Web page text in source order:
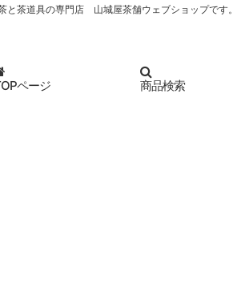
茶道具の専門店 山城屋茶舗ウェブショップです。
ページ 商品検索